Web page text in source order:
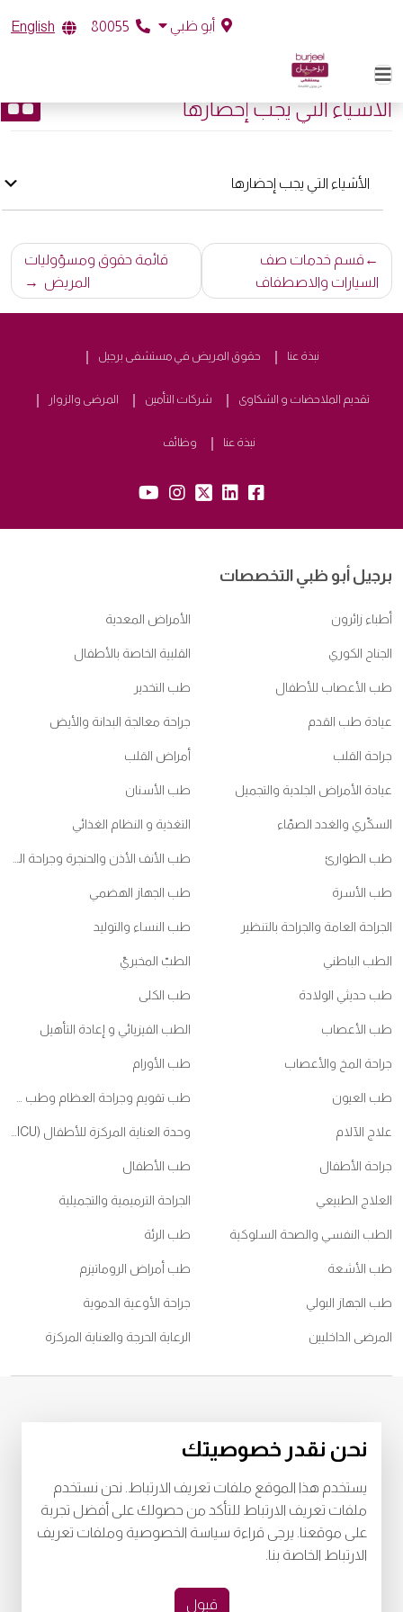
أبو ظبي English
الأشياء التي يجب إحضارها
الأشياء التي يجب إحضارها
تصفّح
المقالات
قسم خدمات صف
السيارات والاصطفاف
قائمة حقوق ومسؤوليات
المريض
نبذة عنا حقوق المريض في مستشفى برجيل
تقديم الملاحضات و الشكاوى شركات التأمين المرضى والزوار
نبذة عنا وظائف
fb:
lk:
tw:
insta:
yb:
برجيل أبو ظبي التخصصات
أطباء زائرون الأمراض المعدية
الجناح الكوري القلبية الخاصة بالأطفال
طب الأعصاب للأطفال طب التخدير
عيادة طب القدم جراحة معالجة البدانة والأيض
جراحة القلب أمراض القلب
عيادة الأمراض الجلدية والتجميل طب الأسنان
السكّري والغدد الصمّاء التغذية و النظام الغذائي
طب الطوارئ
طب الأسرة طب الجهاز الهضمي
الجراحة العامة والجراحة بالتنظير طب النساء والتوليد
الطب الباطني الطبّ المخبريّ
طب حديثي الولادة طب الكلى
طب الأعصاب الطب الفيزيائي و إعادة التأهيل
جراحة المخ والأعصاب طب الأورام
طب العيون
علاج الآلام
جراحة الأطفال طب الأطفال
العلاج الطبيعي الجراحة الترميمية والتجميلية
الطب النفسي والصحة السلوكية طب الرئة
طب الأشعة طب أمراض الروماتيزم
طب الجهاز البولي جراحة الأوعية الدموية
المرضى الداخليين الرعاية الحرجة والعناية المركزة
WQ48385
خصوصيةالبنود و الظروف
Download Burjeel App Now
نحن نقدر خصوصيتك
يستخدم هذا الموقع ملفات تعريف الارتباط. نحن نستخدم
ملفات تعريف الارتباط للتأكد من حصولك على أفضل تجربة
على موقعنا. يرجى قراءة سياسة الخصوصية وملفات تعريف
الارتباط الخاصة بنا.
قبول